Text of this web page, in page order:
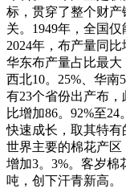
标，贯穿了整个财
关。1949年，全国仅
2024年，布产量同比
华东布产量占比最大
西北10。25%、华南
有23个省份出产布
比增加86。92%至
快速成长，取其特有
世界主要的棉花产区
增加3。3%。客岁棉
吨，创下汗青新高。